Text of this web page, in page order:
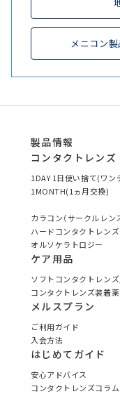
メニコン
製品情報
コンタクトレンズ
1DAY 1日使い捨て(ワン
1MONTH(1ヵ月交換)
カラコン（サークルレン
ハードコンタクトレンズ
オルソケラトロジー
ケア用品
ソフトコンタクトレン
コンタクトレンズ装着薬
メルスプラン
ご利用ガイド
入会方法
はじめてガイド
安心アドバイス
コンタクトレンズコラム